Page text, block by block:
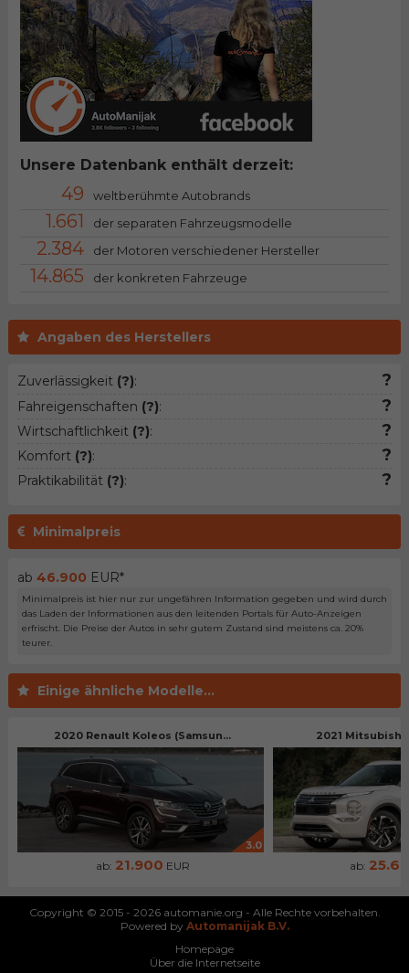
Angaben des Herstellers
Zuverlässigkeit (?): ?
Fahreigenschaften (?): ?
Wirtschaftlichkeit (?): ?
Komfort (?): ?
Praktikabilität (?): ?
Minimalpreis
ab 46.900 EUR*
Minimalpreis ist hier nur zur ungefähren Information gegeben und wird durch
das Laden der Informationen aus den leitenden Portals für Auto-Anzeigen
erfrischt. Die Preise der Autos in sehr gutem Zustand sind meistens ca. 20%
teurer.
Einige ähnliche Modelle...
2020 Renault Koleos (Samsun...
3.0
ab: 21.900 EUR
2021 Mitsubishi
ab:
Unsere Datenbank enthält derzeit:
49 weltberühmte Autobrands
1.661 der separaten Fahrzeugsmodelle
2.384 der Motoren verschiedener Hersteller
14.865 der konkreten Fahrzeuge
Copyright © 2015 - 2026 automanie.org - Alle Rechte vorbehalten.
Powered by Automanijak B.V.
Homepage
Über die Internetseite